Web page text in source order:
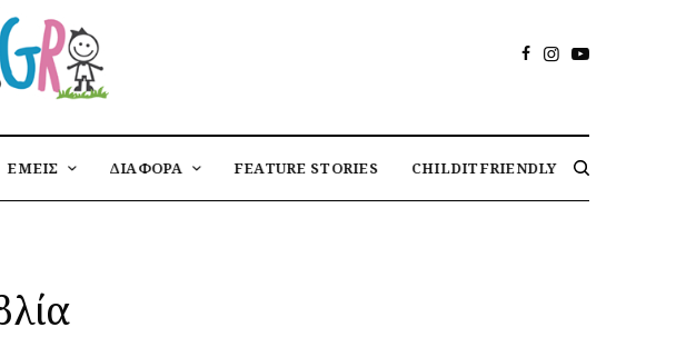
ΕΜΕΙΣ ΔΙΑΦΟΡΑ FEATURE STORIES CHILDITFRIENDLY